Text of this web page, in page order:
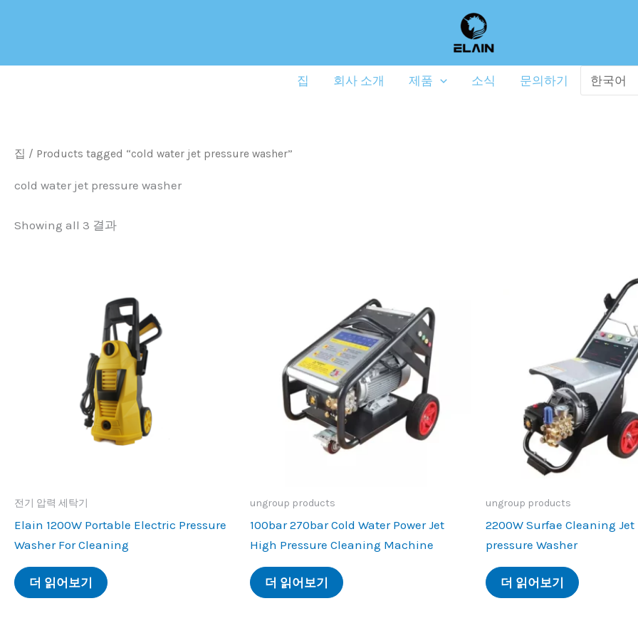
로
집 회사 소개 제품 소식 문의하기
집 / Products tagged “cold water jet pressure washer”
cold water jet pressure washer
Showing all 3 결과
전기 압력 세탁기
Elain 1200W Portable Electric Pressure
Washer For Cleaning
더 읽어보기
ungroup products
100bar 270bar Cold Water Power Jet
High Pressure Cleaning Machine
더 읽어보기
ungroup products
2200W Surfae Cleaning Jet
pressure Washer
더 읽어보기